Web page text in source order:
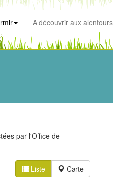
A découvrir aux alentours
par l'Office de
Liste Carte